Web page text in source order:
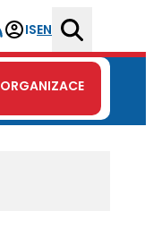
ISEN
ORGANIZACE